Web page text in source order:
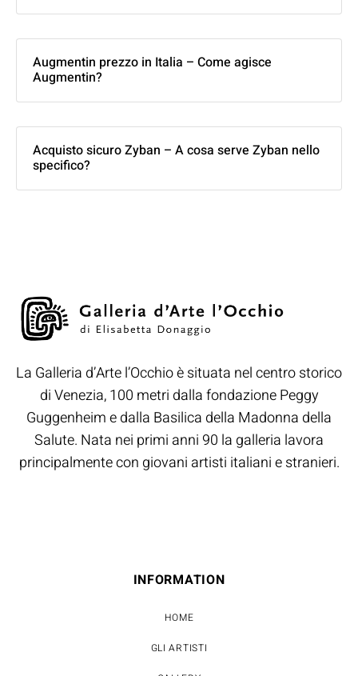
Augmentin prezzo in Italia – Come agisce
Augmentin?
Acquisto sicuro Zyban – A cosa serve Zyban nello
specifico?
La Galleria d’Arte l’Occhio è situata nel centro storico
di Venezia, 100 metri dalla fondazione Peggy
Guggenheim e dalla Basilica della Madonna della
Salute. Nata nei primi anni 90 la galleria lavora
principalmente con giovani artisti italiani e stranieri.
INFORMATION
HOME
GLI ARTISTI